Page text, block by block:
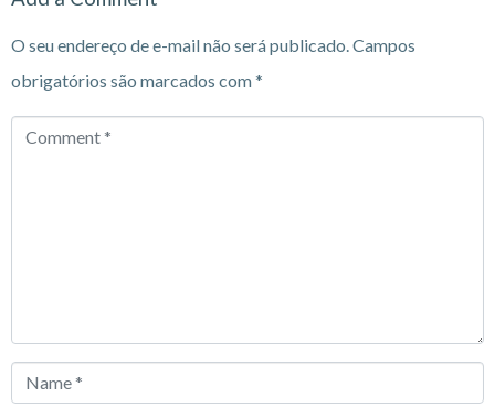
O seu endereço de e-mail não será publicado.Campos
obrigatórios são marcados com*
Comment
Name